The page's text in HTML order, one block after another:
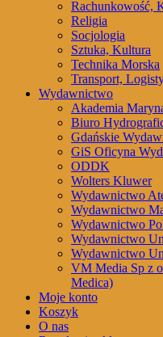
Rachunkowość,
Religia
Socjologia
Sztuka, Kultura
Technika Morska
Transport,
Wydawnictwo
Akademia
Biuro
Gdańskie
GiS Oficyna
ODDK
Wolters Kluwer
Wydawnictwo
Wydawnictwo
Wydawnictwo
Wydawnictwo
Wydawnictwo
VM Media Sp z
Medica)
Moje konto
Koszyk
O nas